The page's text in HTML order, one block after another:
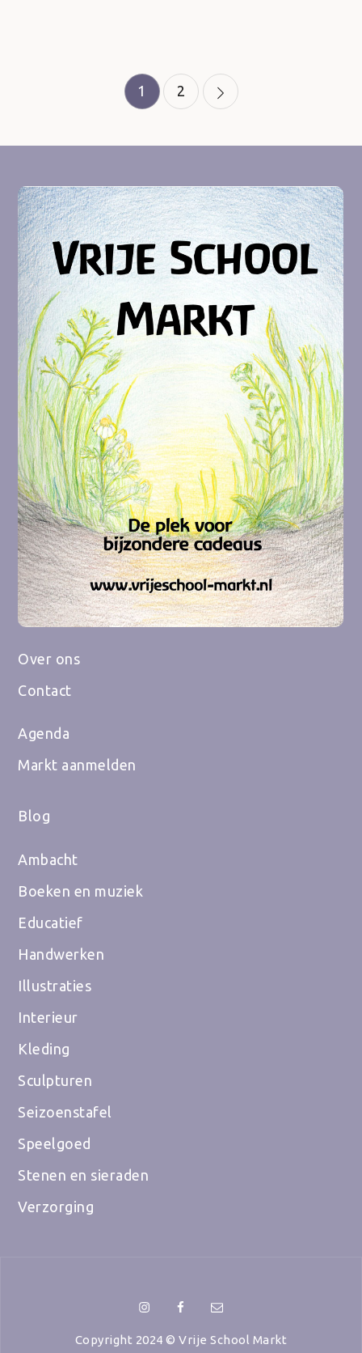
Berichten
paginering
1 2
Over ons
Contact
Agenda
Markt aanmelden
Blog
Ambacht
Boeken en muziek
Educatief
Handwerken
Illustraties
Interieur
Kleding
Sculpturen
Seizoenstafel
Speelgoed
Stenen en sieraden
Verzorging
Instragram
Facebook
Mail
Copyright 2024 © Vrije School Markt